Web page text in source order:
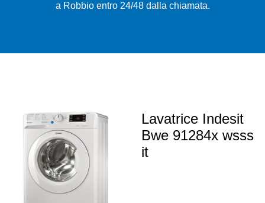
a Robbio entro 24/48 dalla chiamata.
Lavatrice Indesit
Bwe 91284x wsss
it